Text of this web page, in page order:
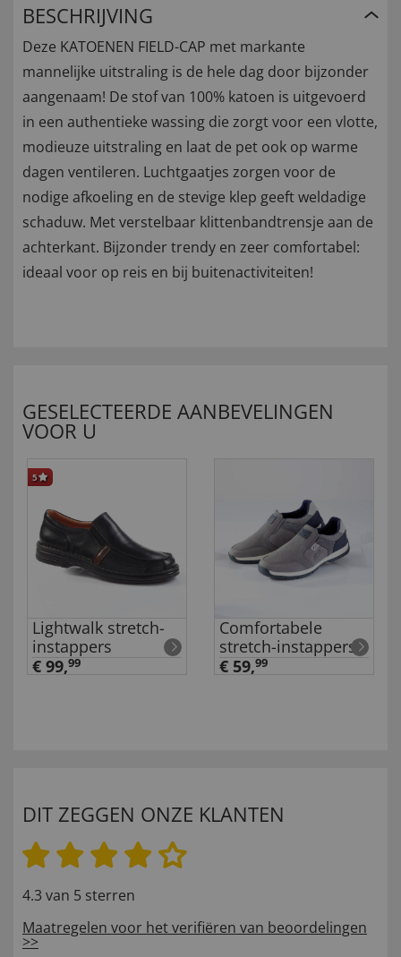
BESCHRIJVING
Deze KATOENEN FIELD-CAP met markante
mannelijke uitstraling is de hele dag door bijzonder
aangenaam! De stof van 100% katoen is uitgevoerd
in een authentieke wassing die zorgt voor een vlotte,
modieuze uitstraling en laat de pet ook op warme
dagen ventileren. Luchtgaatjes zorgen voor de
nodige afkoeling en de stevige klep geeft weldadige
schaduw. Met verstelbaar klittenbandtrensje aan de
achterkant. Bijzonder trendy en zeer comfortabel:
ideaal voor op reis en bij buitenactiviteiten!
GESELECTEERDE AANBEVELINGEN
VOOR U
5
Lightwalk stretch-
instappers
€ 99,99
Comfortabele
stretch-instappers
€ 59,99
DIT ZEGGEN ONZE KLANTEN
4.3 van 5 sterren
Maatregelen voor het verifiëren van beoordelingen
>>